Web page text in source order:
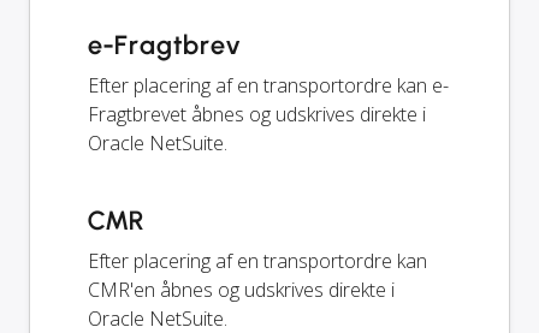
e-Fragtbrev
Efter placering af en transportordre kan e-
Fragtbrevet åbnes og udskrives direkte i
Oracle NetSuite.
CMR
Efter placering af en transportordre kan
CMR'en åbnes og udskrives direkte i
Oracle NetSuite.